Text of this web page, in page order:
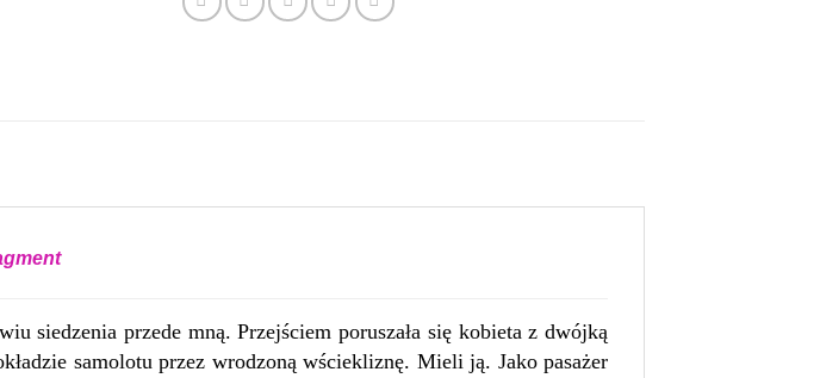
siedzenia przede mną. Przejściem poruszała się kobieta z dwójką
samolotu przez wrodzoną wściekliznę. Mieli ją. Jako pasażer